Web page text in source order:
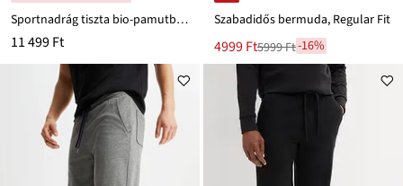
Sportnadrág tiszta bio-pamutból, Loose Fit
11 499 Ft
Szabadidős bermuda, Regular Fit
Új
ár
4999 Ft
Leárazva
5999 Ft
5999 Ft-16%